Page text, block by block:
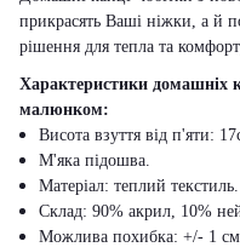
прикрасять Ваші ніжки, а й
рішення для тепла та
Характеристики домашніх
малюнком:
Висота взуття від п'яти:
М'яка підошва.
Матеріал: теплий текстиль.
Склад: 90% акрил, 10%
Можлива похибка: +/- 1